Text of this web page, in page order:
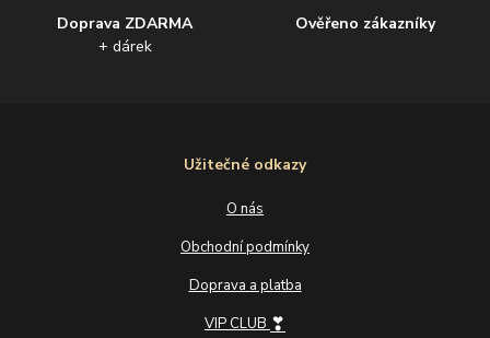
Doprava ZDARMA
+ dárek
Ověřeno zákazníky
Užitečné odkazy
O nás
Obchodní podmínky
Doprava a platba
VIP CLUB ❣